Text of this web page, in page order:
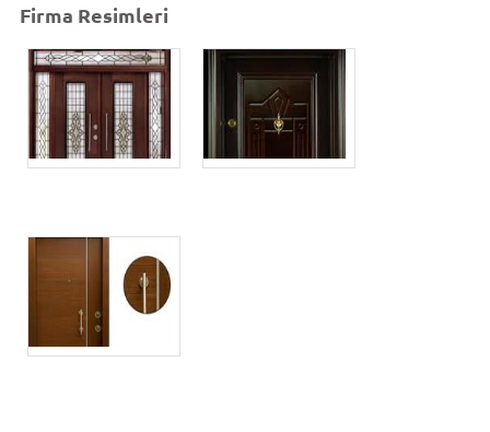
Firma Resimleri